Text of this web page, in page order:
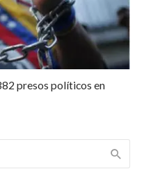
presos políticos en